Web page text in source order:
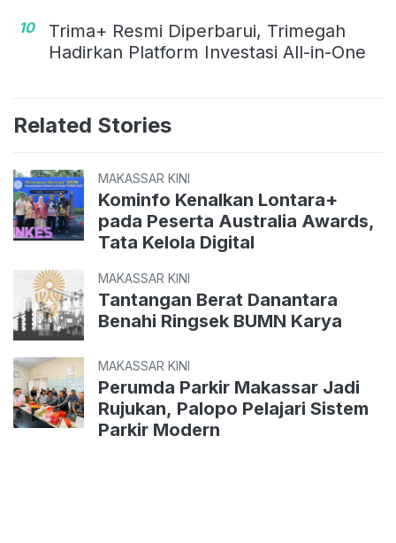
10
Trima+ Resmi Diperbarui, Trimegah
Hadirkan Platform Investasi All-in-One
Related Stories
MAKASSAR KINI
Kominfo Kenalkan Lontara+
pada Peserta Australia Awards,
Tata Kelola Digital
MAKASSAR KINI
Tantangan Berat Danantara
Benahi Ringsek BUMN Karya
MAKASSAR KINI
Perumda Parkir Makassar Jadi
Rujukan, Palopo Pelajari Sistem
Parkir Modern